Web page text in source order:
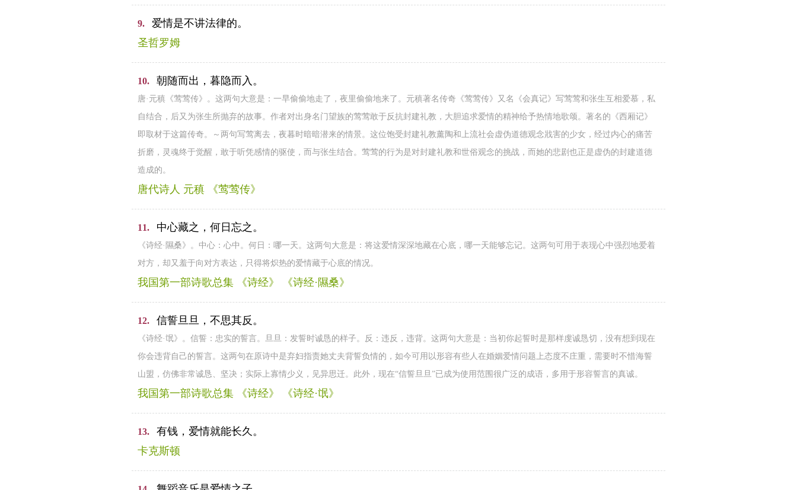
9.
爱情是不讲法律的。
圣哲罗姆
10. 朝随而出，暮隐而入。
唐·元稹《莺莺传》。这两句大意是：一早偷偷地走了，夜里偷偷地来了。元稹著名传奇《莺莺传》又名《会真记》写莺莺和张生互相爱慕，私
自结合，后又为张生所抛弃的故事。作者对出身名门望族的莺莺敢于反抗封建礼教，大胆追求爱情的精神给予热情地歌颂。著名的《西厢记》
即取材于这篇传奇。～两句写莺离去，夜暮时暗暗潜来的情景。这位饱受封建礼教薰陶和上流社会虚伪道德观念戕害的少女，经过内心的痛苦
折磨，灵魂终于觉醒，敢于听凭感情的驱使，而与张生结合。莺莺的行为是对封建礼教和世俗观念的挑战，而她的悲剧也正是虚伪的封建道德
造成的。
唐代诗人 元稹 《莺莺传》
11. 中心藏之，何日忘之。
《诗经·隰桑》。中心：心中。何日：哪一天。这两句大意是：将这爱情深深地藏在心底，哪一天能够忘记。这两句可用于表现心中强烈地爱着
对方，却又羞于向对方表达，只得将炽热的爱情藏于心底的情况。
我国第一部诗歌总集 《诗经》 《诗经·隰桑》
12. 信誓旦旦，不思其反。
《诗经·氓》。信誓：忠实的誓言。旦旦：发誓时诚恳的样子。反：违反，违背。这两句大意是：当初你起誓时是那样虔诚恳切，没有想到现在
你会违背自己的誓言。这两句在原诗中是弃妇指责她丈夫背誓负情的，如今可用以形容有些人在婚姻爱情问题上态度不庄重，需要时不惜海誓
山盟，仿佛非常诚恳、坚决；实际上寡情少义，见异思迁。此外，现在“信誓旦旦”已成为使用范围很广泛的成语，多用于形容誓言的真诚。
我国第一部诗歌总集 《诗经》 《诗经·氓》
13.
有钱，爱情就能长久。
卡克斯顿